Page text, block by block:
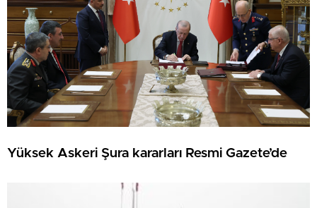
Yüksek Askeri Şura kararları Resmi Gazete’de